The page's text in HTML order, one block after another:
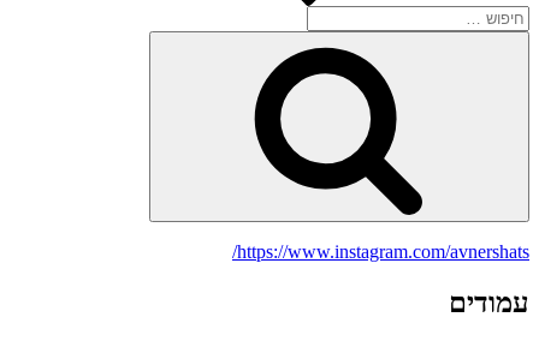
חפש:
https://www.instagram.com/avnershats/
עמודים